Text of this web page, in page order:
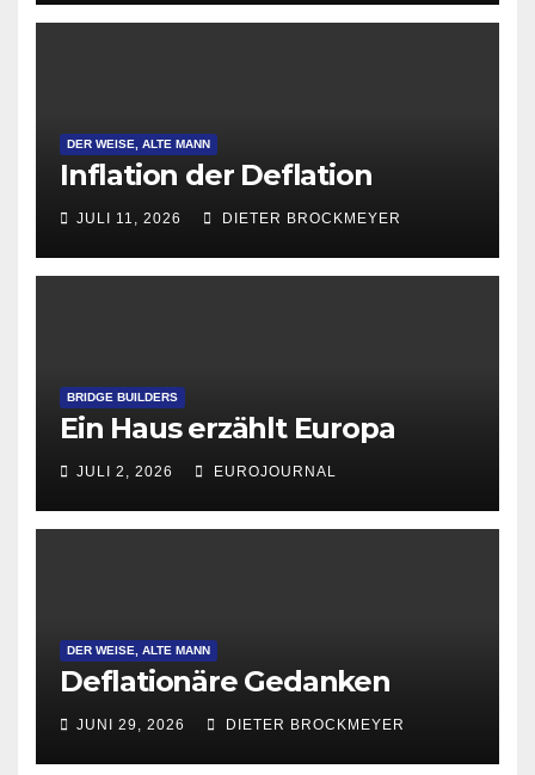
DER WEISE, ALTE MANN
Inflation der Deflation
JULI 11, 2026 DIETER BROCKMEYER
BRIDGE BUILDERS
Ein Haus erzählt Europa
JULI 2, 2026 EUROJOURNAL
DER WEISE, ALTE MANN
Deflationäre Gedanken
JUNI 29, 2026 DIETER BROCKMEYER